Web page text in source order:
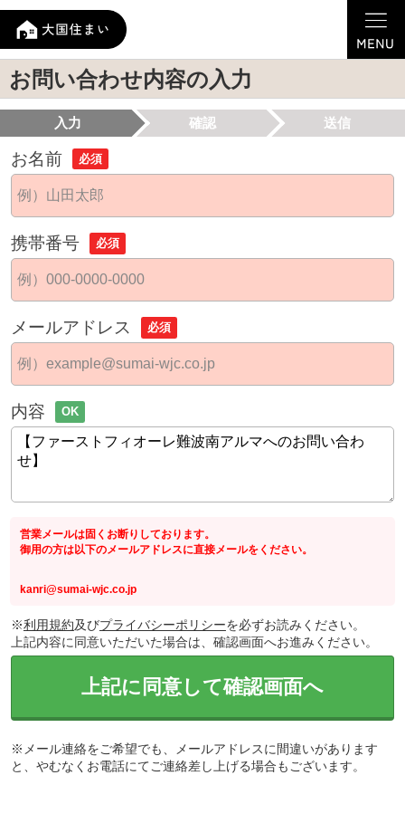
お問い合わせ内容の入力
入力 確認 送信
お名前 必須
携帯番号 必須
メールアドレス 必須
内容 OK
営業メールは固くお断りしております。
御用の方は以下のメールアドレスに直接メールをください。
kanri@sumai-wjc.co.jp
※利用規約及びプライバシーポリシーを必ずお読みください。
上記内容に同意いただいた場合は、確認画面へお進みください。
上記に同意して確認画面へ
※メール連絡をご希望でも、メールアドレスに間違いがあります
と、やむなくお電話にてご連絡差し上げる場合もございます。